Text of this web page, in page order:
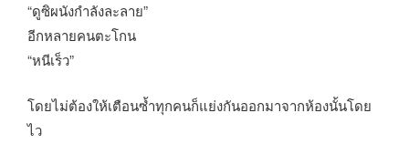
“ดูซิผนังกำลังละลาย”
อีกหลายคนตะโกน
“หนีเร็ว”
โดยไม่ต้องให้เตือนซ้ำทุกคนก็แย่งกันออกมาจากห้องนั้นโดย
ไว